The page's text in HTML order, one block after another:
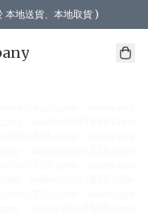
地送貨、本地取貨 )